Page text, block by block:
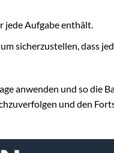
jede Aufgabe enthält.
sicherzustellen, dass
anwenden und so die
und den